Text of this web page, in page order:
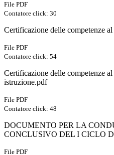
File PDF
Contatore click: 30
Certificazione delle competenze
File PDF
Contatore click: 54
Certificazione delle competenze
istruzione.pdf
File PDF
Contatore click: 48
DOCUMENTO PER LA
CONCLUSIVO DEL I CICLO
File PDF